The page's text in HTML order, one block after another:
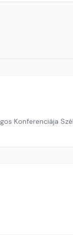
Konferenciája